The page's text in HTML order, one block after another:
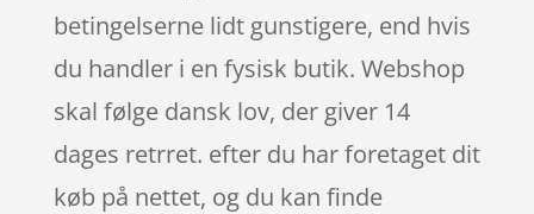
betingelserne lidt gunstigere, end hvis
du handler i en fysisk butik. Webshop
skal følge dansk lov, der giver 14
dages retrret. efter du har foretaget dit
køb på nettet, og du kan finde